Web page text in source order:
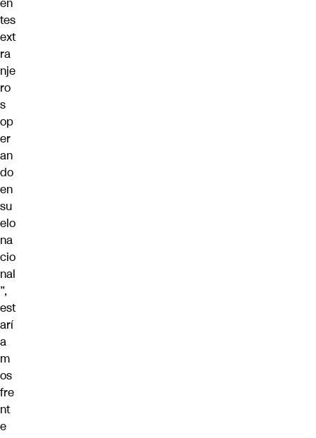
tes
ext
ra
nje
ro
s
op
er
an
do
en
su
elo
na
cio
nal
”,
est
arí
a
m
os
fre
nt
e